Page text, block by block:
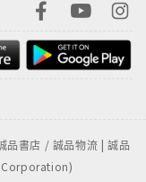
書店 / 誠品物流 | 誠品
Corporation)